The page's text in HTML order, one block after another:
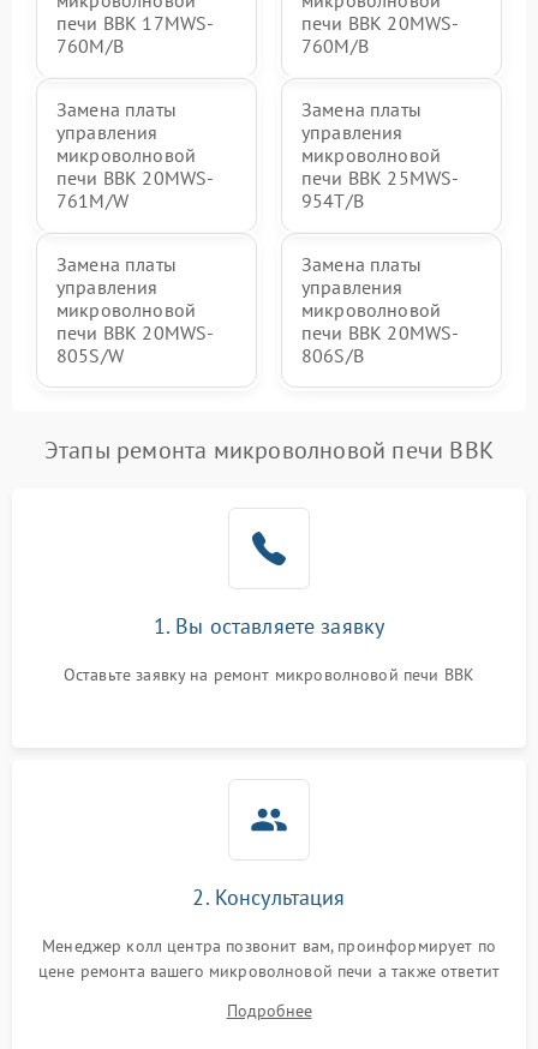
печи BBK 17MWS-
760M/B
печи BBK 20MWS-
760M/B
Замена платы
управления
микроволновой
печи BBK 20MWS-
761M/W
Замена платы
управления
микроволновой
печи BBK 25MWS-
954T/B
Замена платы
управления
микроволновой
печи BBK 20MWS-
805S/W
Замена платы
управления
микроволновой
печи BBK 20MWS-
806S/B
Этапы ремонта микроволновой печи BBK
1. Вы оставляете заявку
Оставьте заявку на ремонт микроволновой печи BBK
2. Консультация
Менеджер колл центра позвонит вам, проинформирует по
цене ремонта вашего микроволновой печи а также ответит
Подробнее